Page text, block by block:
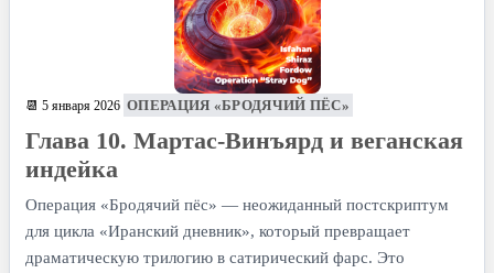
📆 5 января 2026 ОПЕРАЦИЯ «БРОДЯЧИЙ ПЁС»
Глава 10. Мартас-Винъярд и веганская
индейка
Операция «Бродячий пёс» — неожиданный постскриптум
для цикла «Иранский дневник», который превращает
драматическую трилогию в сатирический фарс. Это